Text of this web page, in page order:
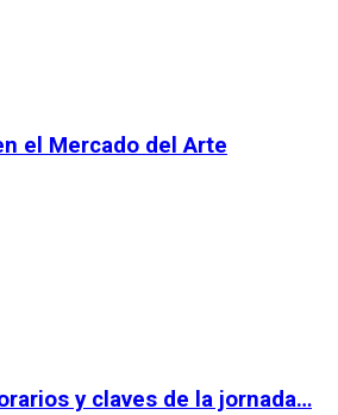
el Mercado del Arte
y claves de la jornada…